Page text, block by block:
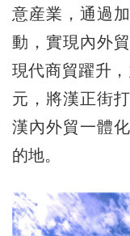
意産業，通過
動，實現內外
現代商貿躍升
元，將漢正街
漢內外貿一體
的地。